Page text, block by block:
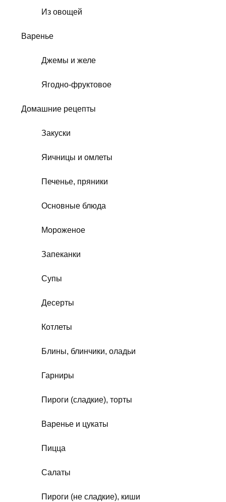
Из овощей
Варенье
Джемы и желе
Ягодно-фруктовое
Домашние рецепты
Закуски
Яичницы и омлеты
Печенье, пряники
Основные блюда
Мороженое
Запеканки
Супы
Десерты
Котлеты
Блины, блинчики, оладьи
Гарниры
Пироги (сладкие), торты
Варенье и цукаты
Пицца
Салаты
Пироги (не сладкие), киши